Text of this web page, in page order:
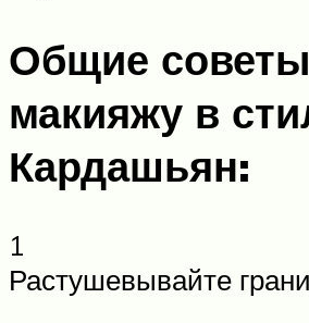
Общие
макияжу в
Кардашьян:
1
Растушевывайте